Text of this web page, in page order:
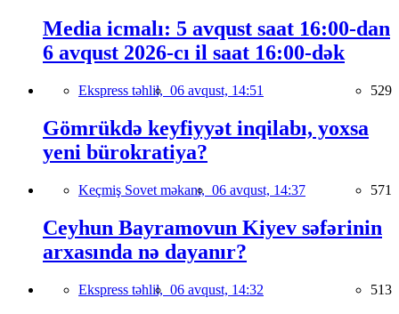
Media icmalı: 5 avqust saat 16:00-dan
6 avqust 2026-cı il saat 16:00-dək
Ekspress təhlil, 06 avqust, 14:51 529
Gömrükdə keyfiyyət inqilabı, yoxsa
yeni bürokratiya?
Keçmiş Sovet məkanı, 06 avqust, 14:37 571
Ceyhun Bayramovun Kiyev səfərinin
arxasında nə dayanır?
Ekspress təhlil, 06 avqust, 14:32 513